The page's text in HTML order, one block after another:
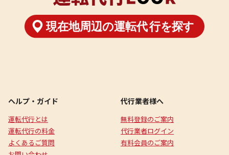
ヘルプ・ガイド
運転代行とは
運転代行の料金
よくあるご質問
代行業者様へ
無料登録のご案内
代行業者ログイン
有料会員のご案内